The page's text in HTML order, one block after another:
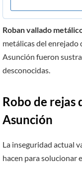
Roban vallado
metálicas del
Asunción fueron
desconocidas.
Robo de rejas
Asunción
La inseguridad actual
hacen para solucionar